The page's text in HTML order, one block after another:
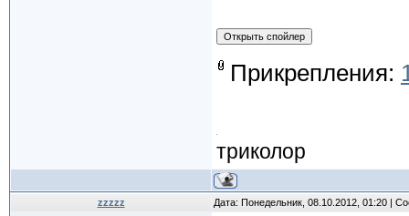
Прикрепления:
триколор
zzzzz Дата: Понедельник, 08.10.2012, 01:20 |